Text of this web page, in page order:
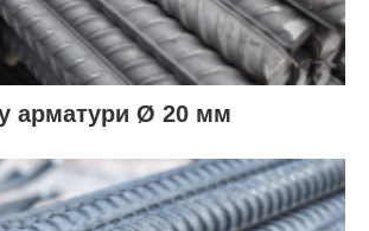
арматури Ø 20 мм